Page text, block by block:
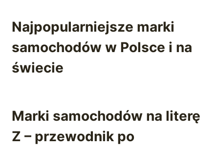
Najpopularniejsze marki
samochodów w Polsce i na
świecie
Marki samochodów na literę
Z – przewodnik po